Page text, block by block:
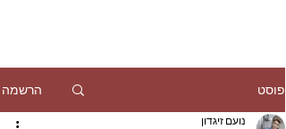
פוסט הרשמה
נועם זיגדון